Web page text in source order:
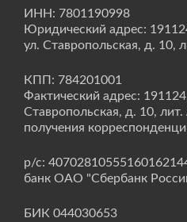
ИНН: 7801190998
Юридический адрес:
ул. Ставропольская, д. 10,
КПП: 784201001
Фактический адрес:
Ставропольская, д. 10,
получения
р/с:
банк ОАО "Сбербанк
БИК 044030653